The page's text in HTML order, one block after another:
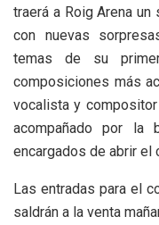
traerá a Roig Arena
con nuevas
temas de su
composiciones más
vocalista y
acompañado por la
encargados de abrir el
Las entradas para el
saldrán a la venta